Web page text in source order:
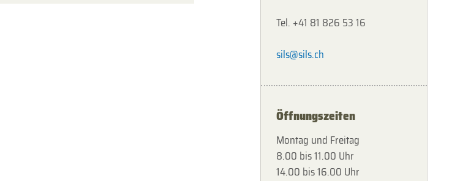
Tel. +41 81 826 53 16
sils@sils.ch
Öffnungszeiten
Montag und Freitag
8.00 bis 11.00 Uhr
14.00 bis 16.00 Uhr